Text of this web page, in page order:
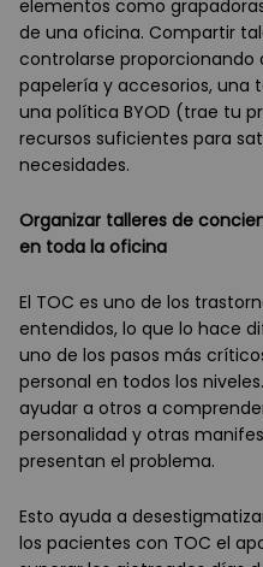
elementos como
de una oficina. Compartir
controlarse proporcionando
papelería y accesorios, una
una política BYOD (trae tu
recursos suficientes para
necesidades.
Organizar talleres de
en toda la oficina
El TOC es uno de los
entendidos, lo que lo hace
uno de los pasos más
personal en todos los
ayudar a otros a
personalidad y otras
presentan el problema.
Esto ayuda a
los pacientes con TOC el